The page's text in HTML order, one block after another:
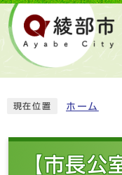
現在位置 ホーム
【市長公